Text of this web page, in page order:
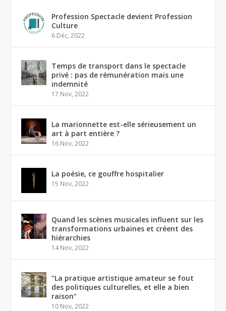
Profession Spectacle devient Profession
Culture
6 Déc, 2022
Temps de transport dans le spectacle
privé : pas de rémunération mais une
indemnité
17 Nov, 2022
La marionnette est-elle sérieusement un
art à part entière ?
16 Nov, 2022
La poésie, ce gouffre hospitalier
15 Nov, 2022
Quand les scènes musicales influent sur les
transformations urbaines et créent des
hiérarchies
14 Nov, 2022
“La pratique artistique amateur se fout
des politiques culturelles, et elle a bien
raison”
10 Nov, 2022